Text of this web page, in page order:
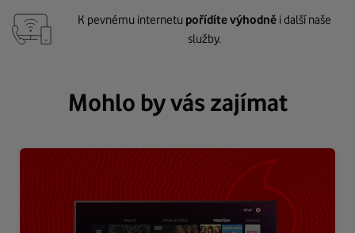
K pevnému internetu pořídíte výhodně i další naše
služby.
Mohlo by vás zajímat